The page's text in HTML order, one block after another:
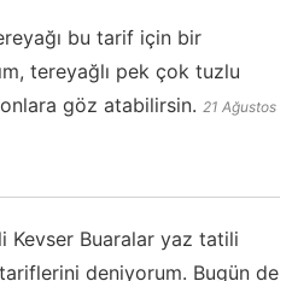
bu tarif için bir
tereyağlı pek çok tuzlu
göz atabilirsin. 21 Ağustos
Kevser Buaralar yaz tatili
deniyorum. Bugün de